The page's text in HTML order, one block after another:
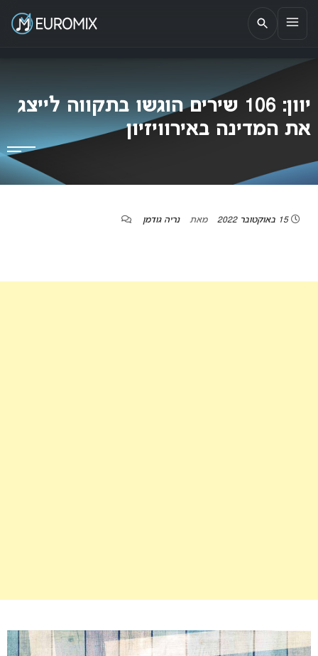
EUROMIX
אתר הבית של האירוויזיון בישראל
יוון: 106 שירים הוגשו בתקווה לייצג
את המדינה באירוויזיון
15 באוקטובר 2022 מאת נריה גודמן